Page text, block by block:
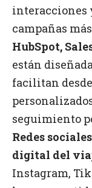
interacciones
campañas
HubSpot,
están
facilitan
seguimiento
Redes
digital del
Instagram,